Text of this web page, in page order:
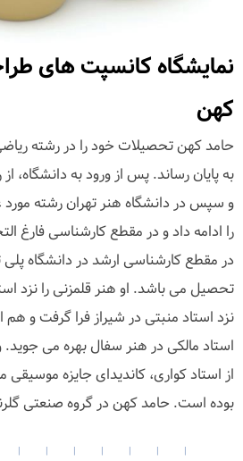
نمایشگاه کانسپت های
کهن
حامد کهن تحصیلات خود را در رشته
به پایان رساند. پس از ورود به دانشگاه،
و سپس در دانشگاه هنر تهران رشته
را ادامه داد و در مقطع کارشناسی
در مقطع کارشناسی ارشد در دانشگاه
تحصیل می باشد. او هنر قلمزنی را نزد
نزد استاد منبتی در شیراز فرا گرفت و
استاد مالکی در هنر سفال بهره می
از استاد کواری، کاندیدای جایزه
بوده است. حامد کهن در گروه صنعتی
|
|
|
|
|
|
|